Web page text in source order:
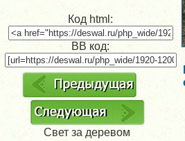
Код html:
BB код:
Свет за деревом